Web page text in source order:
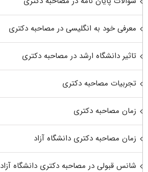
معرفی خود به انگلیسی در مصاحبه دکتری
تاثیر دانشگاه ارشد در مصاحبه دکتری
تجربیات مصاحبه دکتری
زمان مصاحبه دکتری
زمان مصاحبه دکتری دانشگاه آزاد
شانس قبولی در مصاحبه دکتری دانشگاه آزاد